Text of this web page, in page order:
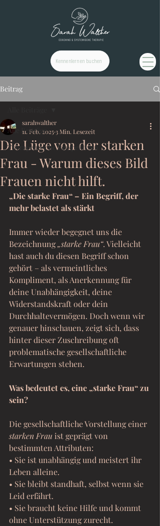
Kennenlernen buchen
Beitrag
Alle Beiträge
Therapeutische Perspektiven
Die Lüge von der starken
Frau - Warum dieses Bild
Frauen nicht hilft.
sarahwalther
11. Feb. 2025 3 Min. Lesezeit
„Die starke Frau“ – Ein Begriff, der
mehr belastet als stärkt
Immer wieder begegnet uns die
Bezeichnung „starke Frau“. Vielleicht
hast auch du diesen Begriff schon
gehört – als vermeintliches
Kompliment, als Anerkennung für
deine Unabhängigkeit, deine
Widerstandskraft oder dein
Durchhaltevermögen. Doch wenn wir
genauer hinschauen, zeigt sich, dass
hinter dieser Zuschreibung oft
problematische gesellschaftliche
Erwartungen stehen.
Was bedeutet es, eine „starke Frau“ zu
sein?
Die gesellschaftliche Vorstellung einer
starken Frau ist geprägt von
bestimmten Attributen:
• Sie ist unabhängig und meistert ihr
Leben alleine.
• Sie bleibt standhaft, selbst wenn sie
Leid erfährt.
• Sie braucht keine Hilfe und kommt
ohne Unterstützung zurecht.